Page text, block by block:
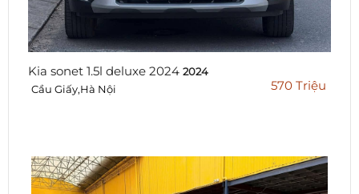
Kia sonet 1.5l deluxe 2024 2024
570 Triệu
Cầu Giấy,Hà Nội